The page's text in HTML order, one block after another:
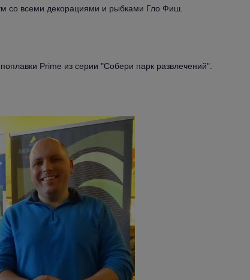
со всеми декорациями и рыбками Гло Фиш.
Prime из серии "Собери парк развлечений".